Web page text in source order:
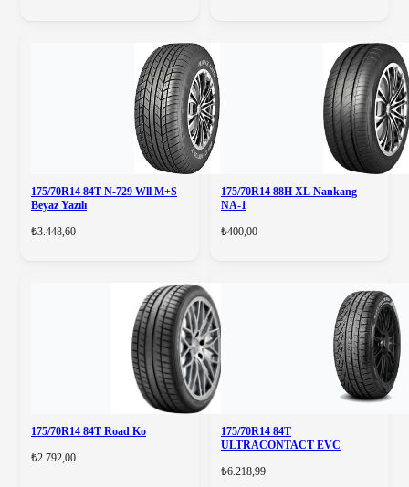
175/70R14 84T N-729 Wll M+S
Beyaz Yazılı
₺3.448,60
175/70R14 88H XL Nankang
NA-1
₺400,00
175/70R14 84T Road Ko
₺2.792,00
175/70R14 84T
ULTRACONTACT EVC
₺6.218,99